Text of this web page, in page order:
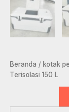
Beranda / kotak
Terisolasi 150 L